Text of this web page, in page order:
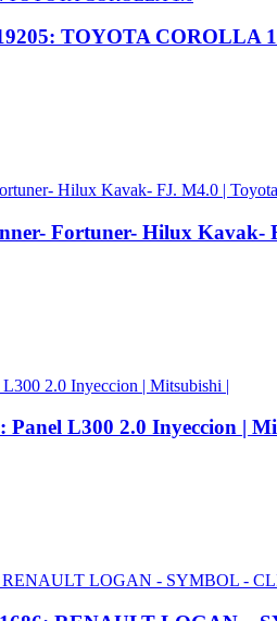
TOYOTA COROLLA
Fortuner- Hilux Kavak-
L300 2.0 Inyeccion |